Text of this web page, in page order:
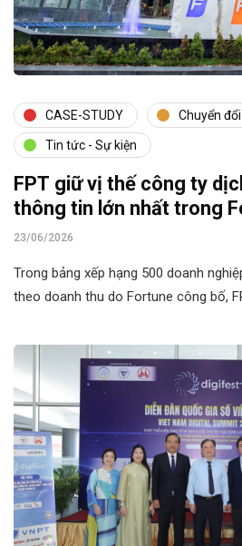
CASE-STUDY Chuyển
Tin tức - Sự kiện
FPT giữ vị thế công ty
thông tin lớn nhất trong
Southeast Asia 500
23/06/2026
Trong bảng xếp hạng 500 doanh
theo doanh thu do Fortune công bố,